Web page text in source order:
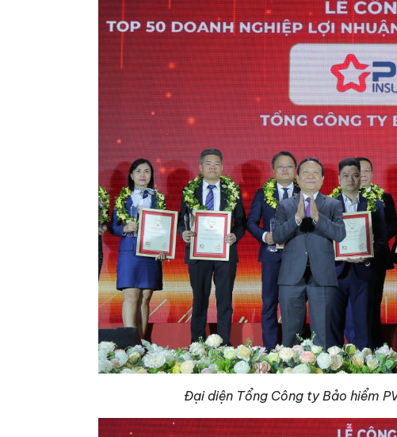
Đại diện Tổng Công ty Bảo hiểm